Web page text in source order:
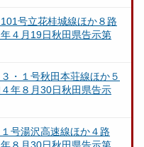
号立花桂城線ほか８路
４月19日秋田県告示第
・１号秋田本荘線ほか５
年８月30日秋田県告示
号湯沢高速線ほか４路